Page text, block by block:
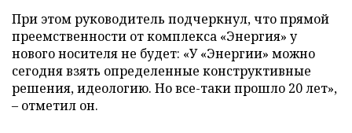
При этом руководитель подчеркнул, что прямой
преемственности от комплекса «Энергия» у
нового носителя не будет: «У «Энергии» можно
сегодня взять определенные конструктивные
решения, идеологию. Но все-таки прошло 20 лет»,
– отметил он.